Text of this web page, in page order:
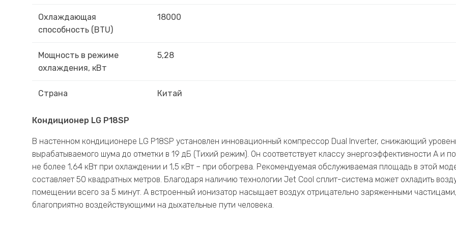
Охлаждающая
способность (BTU)
18000
Мощность в режиме
охлаждения, кВт
5,28
Страна Китай
Кондиционер LG P18SP
В настенном кондиционере LG P18SP установлен инновационный компрессор Dual Inverter, снижающий
вырабатываемого шума до отметки в 19 дБ (Тихий режим). Он соответствует классу энергоэффективности A и
не более 1,64 кВт при охлаждении и 1,5 кВт – при обогрева. Рекомендуемая обслуживаемая площадь в этой
составляет 50 квадратных метров. Благодаря наличию технологии Jet Cool сплит-система может охладить
помещении всего за 5 минут. А встроенный ионизатор насыщает воздух отрицательно заряженными
благоприятно воздействующими на дыхательные пути человека.